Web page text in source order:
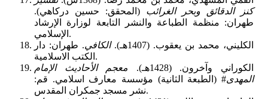
كنز الدقائق وبحر الغرائب (المحقق: حسين درکاهي).
طهران: منظمة الطباعة والنشر التابعة لوزارة الإرشاد
الإسلامي.
الكليني، محمد بن يعقوب. (1407هـ).
الكافي. طهران: دار
الكتب الاسلامية.
الكوراني وآخرون. (1428هـ).
معجم الأحادیث الإمام
المهدی# (الطبعة الثانية) مؤسسة معارف اسلامي. قم:
نشر مسجد جمكران المقدس.